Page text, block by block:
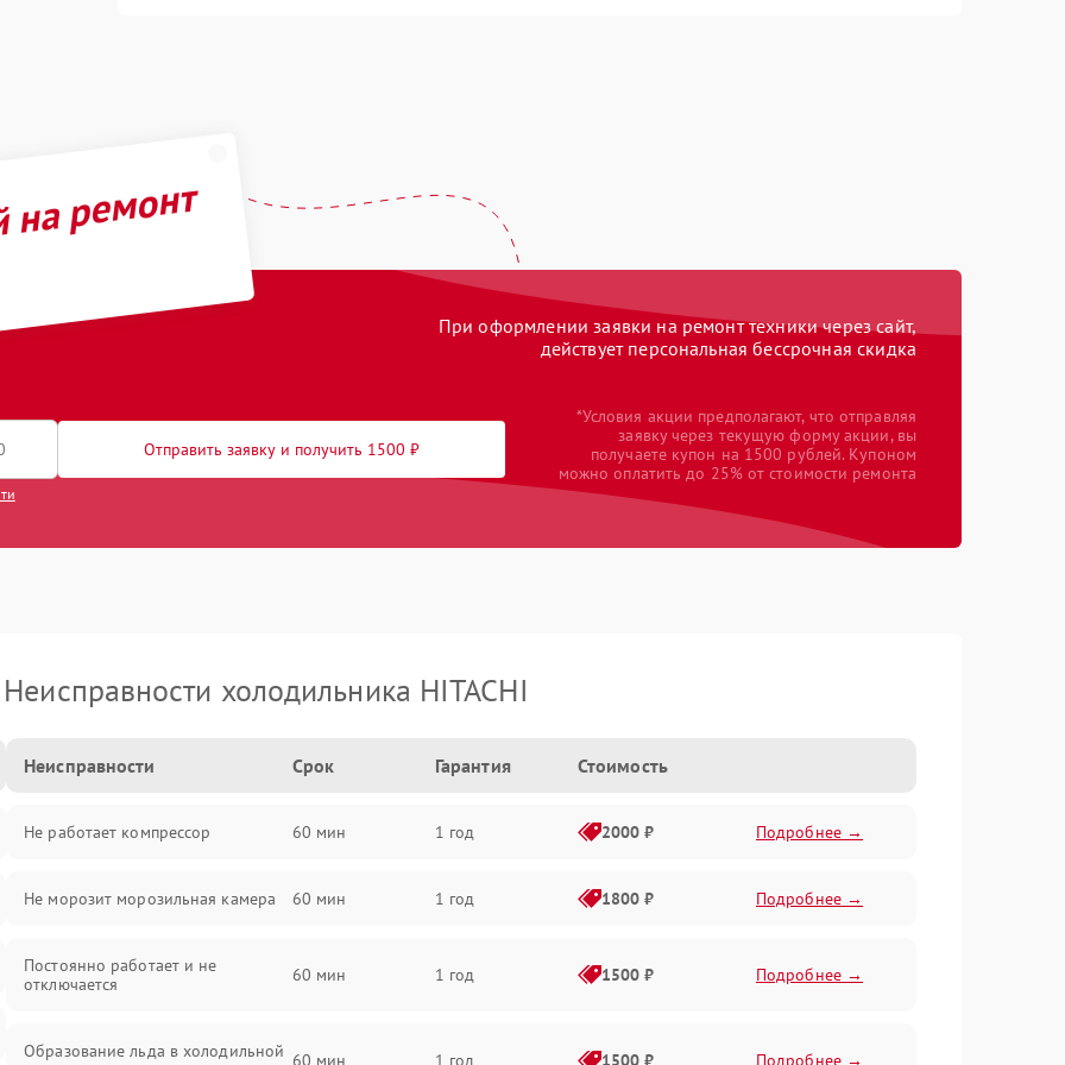
ремонт
При оформлении заявки на ремонт техники через сайт,
действует персональная бессрочная скидка
Отправить заявку и получить 1500 ₽
*Условия акции предполагают, что отправляя
заявку через текущую форму акции, вы
получаете купон на 1500 рублей. Купоном
можно оплатить до 25% от стоимости ремонта
Неисправности холодильника HITACHI
Неисправности Срок Гарантия Стоимость
Не работает компрессор 60 мин 1 год 2000 ₽ Подробнее →
Не морозит морозильная камера 60 мин 1 год 1800 ₽ Подробнее →
Постоянно работает и не
отключается
60 мин 1 год 1500 ₽ Подробнее →
Образование льда в холодильной 60 мин 1 год 1500 ₽ Подробнее →